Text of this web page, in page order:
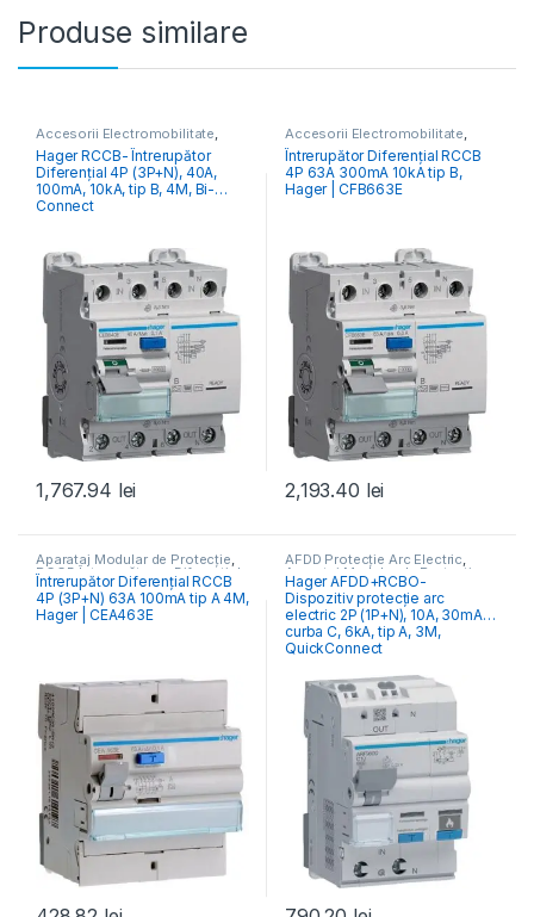
Produse similare
Accesorii Electromobilitate,
Aparataj Modular de Protecție
Monitorizare & Control PV,
RCCB Întrerupătoare Diferențiale
Hager RCCB- Întrerupător
Diferențial 4P (3P+N), 40A,
100mA, 10kA, tip B, 4M, Bi-
Connect
1,767.94 lei
Accesorii Electromobilitate,
Aparataj Modular de Protecție,
Monitorizare & Control PV,
RCCB Întrerupătoare Diferențiale
Întrerupător Diferențial RCCB
4P 63A 300mA 10kA tip B,
Hager | CFB663E
2,193.40 lei
Aparataj Modular de Protecție,
RCCB Întrerupătoare Diferențiale
Întrerupător Diferențial RCCB
4P (3P+N) 63A 100mA tip A 4M,
Hager | CEA463E
AFDD Protecție Arc Electric,
Aparataj Modular de Protecție
Distribuția Energiei
Hager AFDD+RCBO-
Dispozitiv protecție arc
electric 2P (1P+N), 10A, 30mA,
curba C, 6kA, tip A, 3M,
QuickConnect